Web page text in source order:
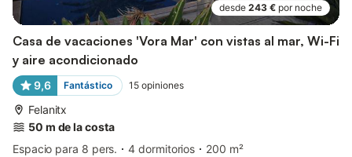
desde 243 € por noche
Casa de vacaciones 'Vora Mar' con vistas al mar, Wi-Fi
y aire acondicionado
9,6 Fantástico 15 opiniones
Felanitx
50 m de la costa
Espacio para 8 pers.
4 dormitorios
200 m²